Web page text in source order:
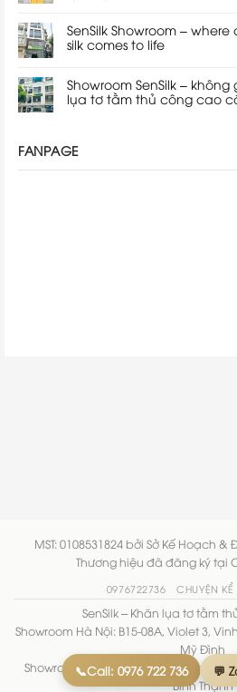
SenSilk Showroom –
silk comes to life
Showroom SenSilk –
lụa tơ tằm thủ công cao
FANPAGE
📞Call: 0976 722 736 💬
MST: 0108531824 bởi Sở Kế Hoạch
Thương hiệu đã đăng ký tại
0976722736 CHUYỆN
SenSilk – Khăn lụa tơ tằm
Showroom Hà Nội: B15-08A, Violet 3,
Mỹ Đình
Showroom TP.HCM: 20/1A1 Nguyễn
Bình Thạnh